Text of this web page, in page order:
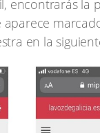
encontrarás la
en la